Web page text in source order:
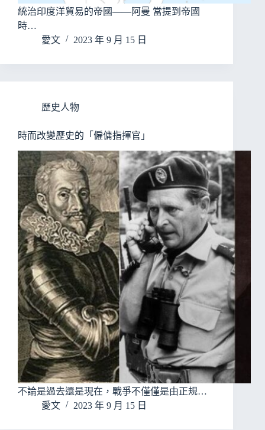
統治印度洋貿易的帝國——阿曼 當提到帝國
時…
愛文
2023 年 9 月 15 日
歷史人物
時而改變歷史的「僱傭指揮官」
不論是過去還是現在，戰爭不僅僅是由正規…
愛文
2023 年 9 月 15 日